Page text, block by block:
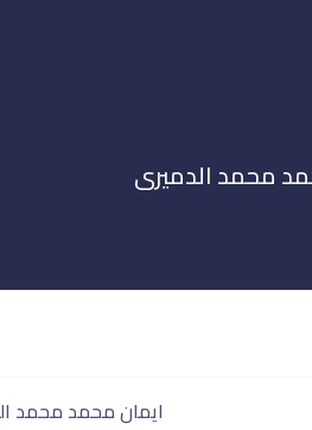
محمد الدميرى
ايمان محمد محمد